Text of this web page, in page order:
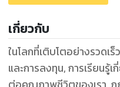
เกี่ยวกับ
ในโลกที่เติบโตอย่างรวดเ
และการลงทุน, การเรียนรู้